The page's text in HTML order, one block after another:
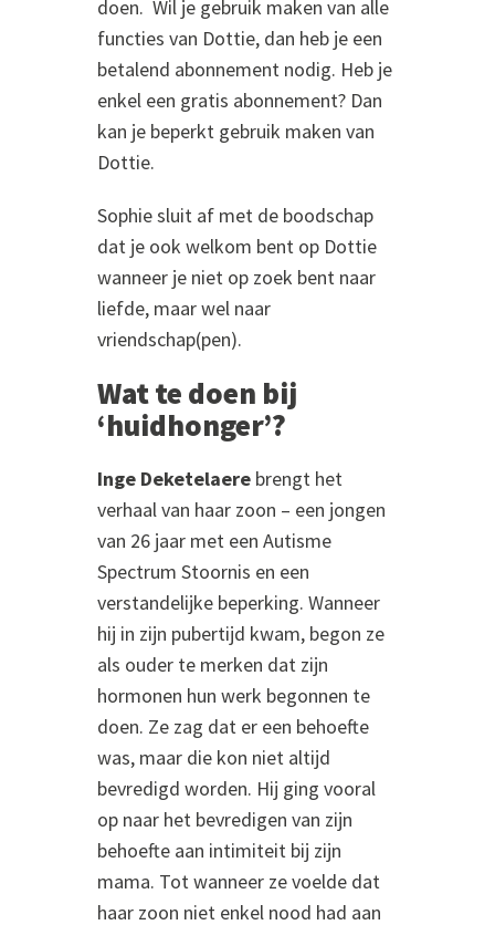
doen. Wil je gebruik maken van alle
functies van Dottie, dan heb je een
betalend abonnement nodig. Heb je
enkel een gratis abonnement? Dan
kan je beperkt gebruik maken van
Dottie.
Sophie sluit af met de boodschap
dat je ook welkom bent op Dottie
wanneer je niet op zoek bent naar
liefde, maar wel naar
vriendschap(pen).
Wat te doen bij
‘huidhonger’?
Inge Deketelaere brengt het
verhaal van haar zoon – een jongen
van 26 jaar met een Autisme
Spectrum Stoornis en een
verstandelijke beperking. Wanneer
hij in zijn pubertijd kwam, begon ze
als ouder te merken dat zijn
hormonen hun werk begonnen te
doen. Ze zag dat er een behoefte
was, maar die kon niet altijd
bevredigd worden. Hij ging vooral
op naar het bevredigen van zijn
behoefte aan intimiteit bij zijn
mama. Tot wanneer ze voelde dat
haar zoon niet enkel nood had aan